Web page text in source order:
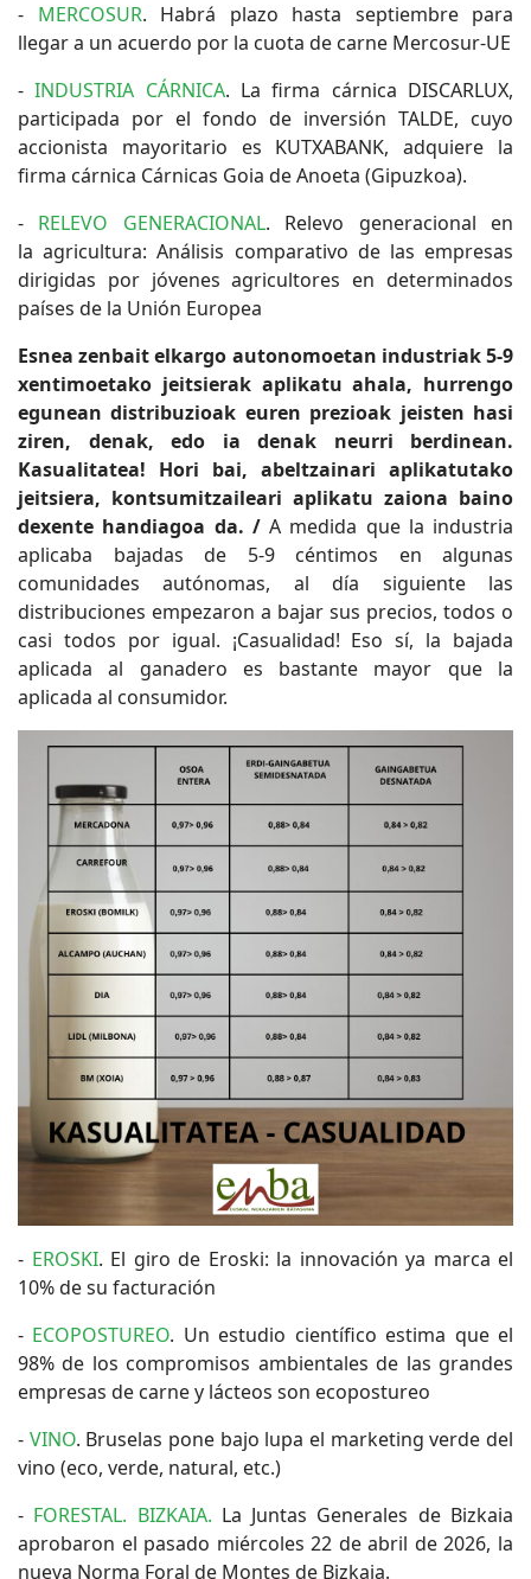
- MERCOSUR. Habrá plazo hasta septiembre para
llegar a un acuerdo por la cuota de carne Mercosur-UE
-INDUSTRIA CÁRNICA. La firma cárnica DISCARLUX,
participada por el fondo de inversión TALDE, cuyo
accionista mayoritario es KUTXABANK, adquiere la
firma cárnica Cárnicas Goia de Anoeta (Gipuzkoa).
- RELEVO GENERACIONAL. Relevo generacional en
la agricultura: Análisis comparativo de las empresas
dirigidas por jóvenes agricultores en determinados
países de la Unión Europea
Esnea zenbait elkargo autonomoetan industriak 5-9
xentimoetako jeitsierak aplikatu ahala, hurrengo
egunean distribuzioak euren prezioak jeisten hasi
ziren, denak, edo ia denak neurri berdinean.
Kasualitatea! Hori bai, abeltzainari aplikatutako
jeitsiera, kontsumitzaileari aplikatu zaiona baino
dexente handiagoa da. / A medida que la industria
aplicaba bajadas de 5-9 céntimos en algunas
comunidades autónomas, al día siguiente las
distribuciones empezaron a bajar sus precios, todos o
casi todos por igual. ¡Casualidad! Eso sí, la bajada
aplicada al ganadero es bastante mayor que la
aplicada al consumidor.
- EROSKI. El giro de Eroski: la innovación ya marca el
10% de su facturación
- ECOPOSTUREO. Un estudio científico estima que el
98% de los compromisos ambientales de las grandes
empresas de carne y lácteos son ecopostureo
- VINO. Bruselas pone bajo lupa el marketing verde del
vino (eco, verde, natural, etc.)
- FORESTAL. BIZKAIA. La Juntas Generales de Bizkaia
aprobaron el pasado miércoles 22 de abril de 2026, la
nueva Norma Foral de Montes de Bizkaia.